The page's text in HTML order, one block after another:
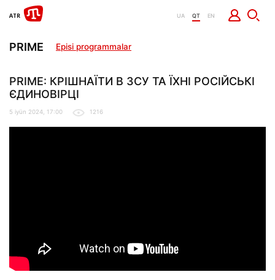
UA QT EN
PRIME Episi programmalar
PRIME: КРІШНАЇТИ В ЗСУ ТА ЇХНІ РОСІЙСЬКІ
ЄДИНОВІРЦІ
5 iyün 2024, 17:00 1216